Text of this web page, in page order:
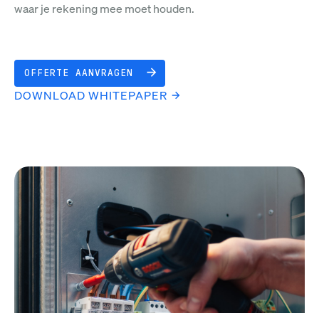
waar je rekening mee moet houden.
OFFERTE AANVRAGEN
DOWNLOAD WHITEPAPER